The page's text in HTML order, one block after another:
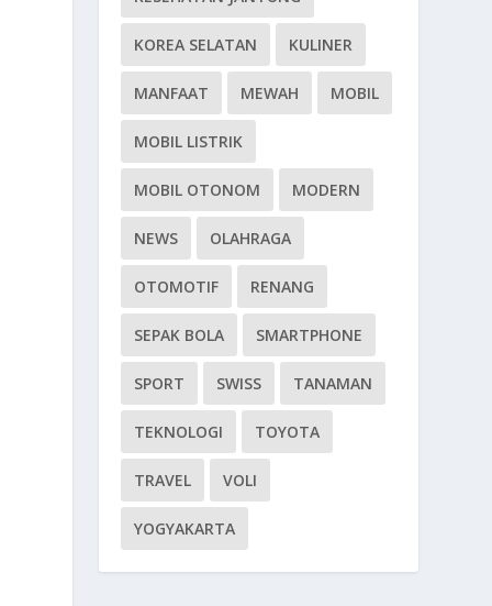
KOREA SELATAN KULINER
MANFAAT MEWAH MOBIL
MOBIL LISTRIK
MOBIL OTONOM MODERN
NEWS OLAHRAGA
OTOMOTIF RENANG
SEPAK BOLA SMARTPHONE
SPORT SWISS TANAMAN
TEKNOLOGI TOYOTA
TRAVEL VOLI
YOGYAKARTA